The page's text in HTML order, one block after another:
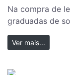
Na compra de
graduadas de
Ver mais...